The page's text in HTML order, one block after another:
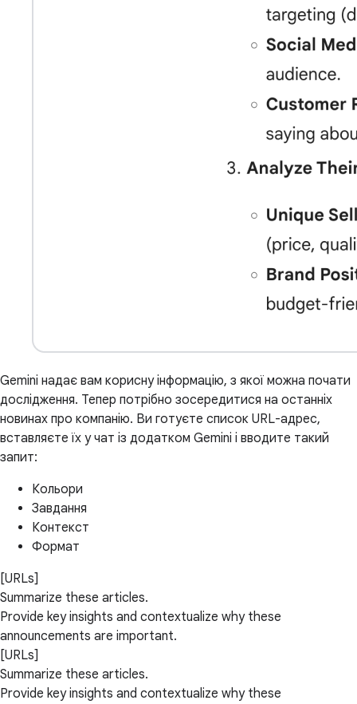
Gemini надає вам корисну інформацію, з якої можна почати
дослідження. Тепер потрібно зосередитися на останніх
новинах про компанію. Ви готуєте список URL-адрес,
вставляєте їх у чат із додатком Gemini і вводите такий
запит:
Кольори
Завдання
Контекст
Формат
[URLs]
Summarize these articles.
Provide key insights and contextualize why these
announcements are important.
[URLs]
Summarize these articles.
Provide key insights and contextualize why these